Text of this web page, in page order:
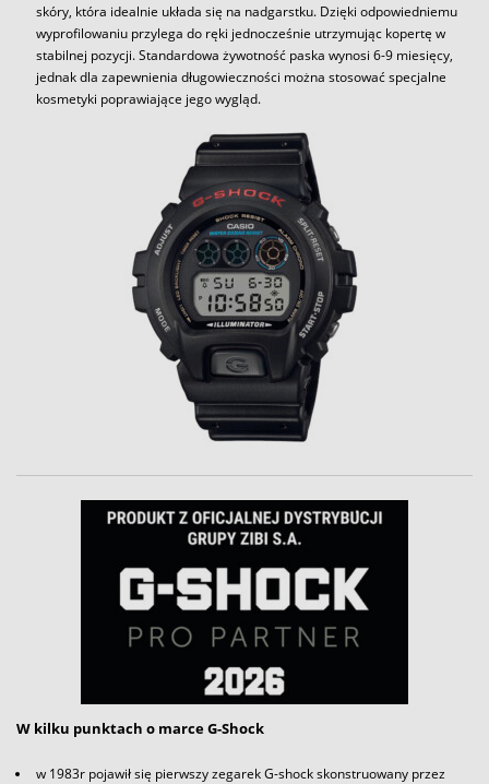
skóry, która idealnie układa się na nadgarstku. Dzięki odpowiedniemu
wyprofilowaniu przylega do ręki jednocześnie utrzymując kopertę w
stabilnej pozycji. Standardowa żywotność paska wynosi 6-9 miesięcy,
jednak dla zapewnienia długowieczności można stosować specjalne
kosmetyki poprawiające jego wygląd.
W kilku punktach o marce G-Shock
w 1983r pojawił się pierwszy zegarek G-shock skonstruowany przez